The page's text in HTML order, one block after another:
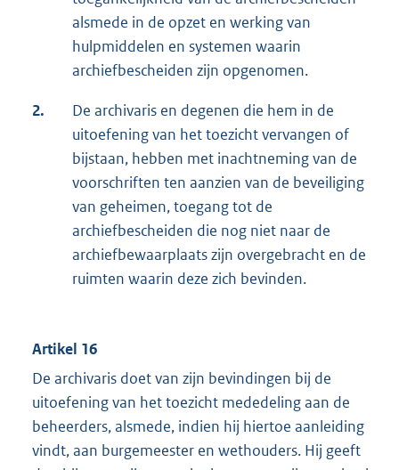
alsmede in de opzet en werking van
hulpmiddelen en systemen waarin
archiefbescheiden zijn opgenomen.
2.
De archivaris en degenen die hem in de
uitoefening van het toezicht vervangen of
bijstaan, hebben met inachtneming van de
voorschriften ten aanzien van de beveiliging
van geheimen, toegang tot de
archiefbescheiden die nog niet naar de
archiefbewaarplaats zijn overgebracht en de
ruimten waarin deze zich bevinden.
Artikel 16
De archivaris doet van zijn bevindingen bij de
uitoefening van het toezicht mededeling aan de
beheerders, alsmede, indien hij hiertoe aanleiding
vindt, aan burgemeester en wethouders. Hij geeft